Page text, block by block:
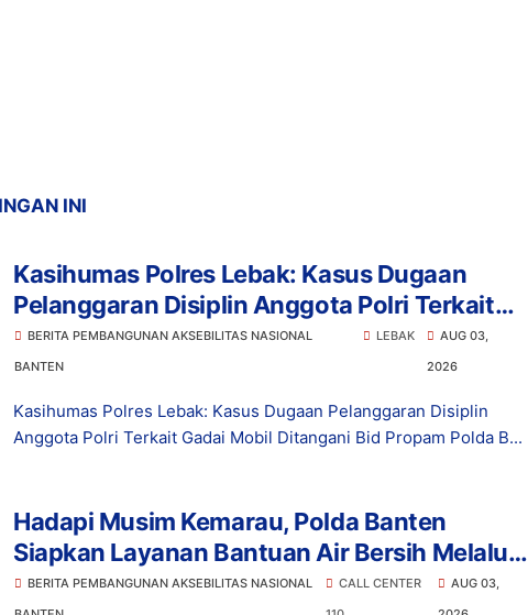
INI
Kasihumas Polres Lebak: Kasus Dugaan
Pelanggaran Disiplin Anggota Polri Terkait
Gadai Mobil Ditangani Bid Propam Polda
Banten
BERITA PEMBANGUNAN AKSEBILITAS NASIONAL
BANTEN
LEBAK
AUG 03,
2026
Kasihumas Polres Lebak: Kasus Dugaan Pelanggaran Disiplin
Anggota Polri Terkait Gadai Mobil Ditangani Bid Propam Polda B...
Hadapi Musim Kemarau, Polda Banten
Siapkan Layanan Bantuan Air Bersih Melalui
110
BERITA PEMBANGUNAN AKSEBILITAS NASIONAL
CALL CENTER
AUG 03,